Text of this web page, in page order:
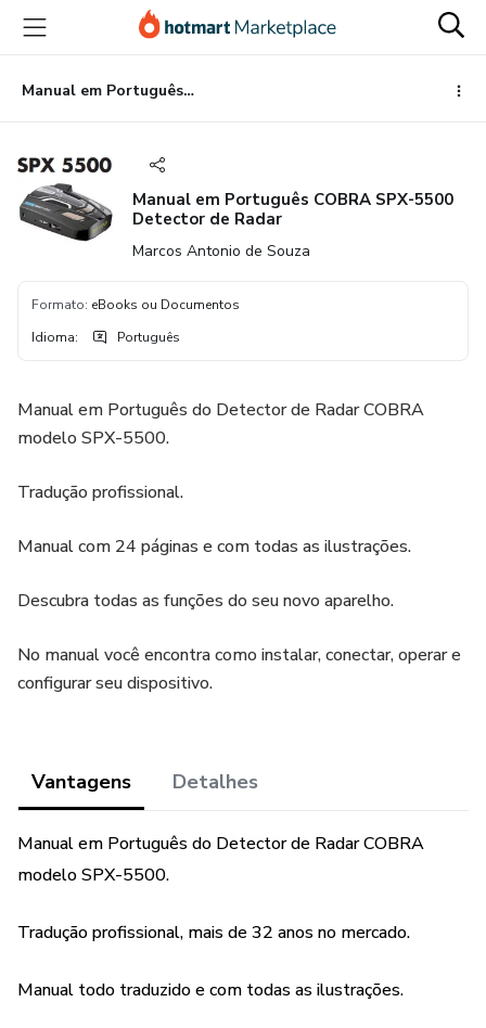
para
conteúdo
principal
para
pagamento
para
rodapé
Manual em Português COBRA SPX-5500 Detector de Radar
Manual em Português COBRA SPX-5500
Detector de Radar
Marcos Antonio de Souza
Formato: eBooks ou Documentos
Idioma: Português
Manual em Português do Detector de Radar COBRA
modelo SPX-5500.
Tradução profissional.
Manual com 24 páginas e com todas as ilustrações.
Descubra todas as funções do seu novo aparelho.
No manual você encontra como instalar, conectar, operar e
configurar seu dispositivo.
Vantagens Detalhes
Manual em Português do Detector de Radar COBRA
modelo SPX-5500.
Tradução profissional, mais de 32 anos no mercado.
Manual todo traduzido e com todas as ilustrações.